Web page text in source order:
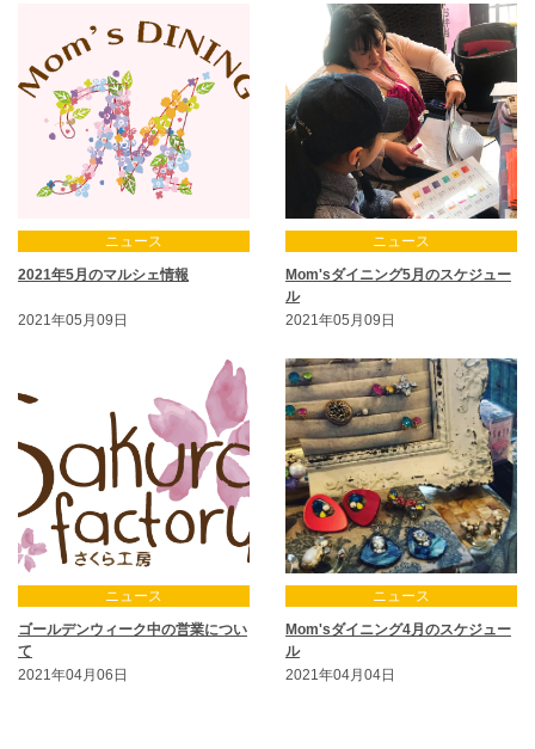
ニュース
2021年5月のマルシェ情報
2021年05月09日
ニュース
Mom'sダイニング5月のスケジュー
ル
2021年05月09日
ニュース
ゴールデンウィーク中の営業につい
て
2021年04月06日
ニュース
Mom'sダイニング4月のスケジュー
ル
2021年04月04日